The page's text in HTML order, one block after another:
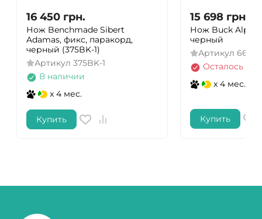
16 450 грн.
Нож Benchmade Sibert
Adamas, фикс, паракорд,
черный (375BK-1)
Артикул 375BK-1
В наличии
x 4 мес.
Купить
15 698 грн.
Нож Buck Alpha
черный
Артикул
Осталось
x 4 мес.
Купить